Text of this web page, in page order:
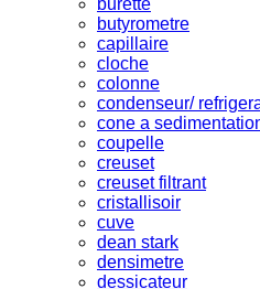
butyrometre
capillaire
cloche
colonne
condenseur/
cone a
coupelle
creuset
creuset filtrant
cristallisoir
cuve
dean stark
densimetre
dessicateur